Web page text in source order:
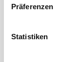
Präferenzen
Statistiken